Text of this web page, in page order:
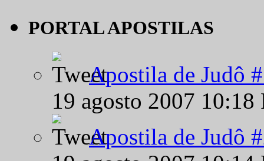
PORTAL APOSTILAS
Apostila de Judô
19 agosto 2007
Apostila de Judô